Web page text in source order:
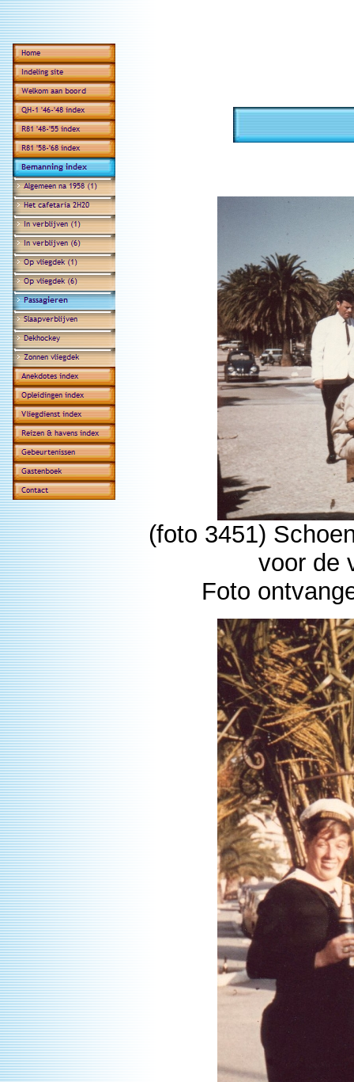
(foto 3451)
voor de
Foto